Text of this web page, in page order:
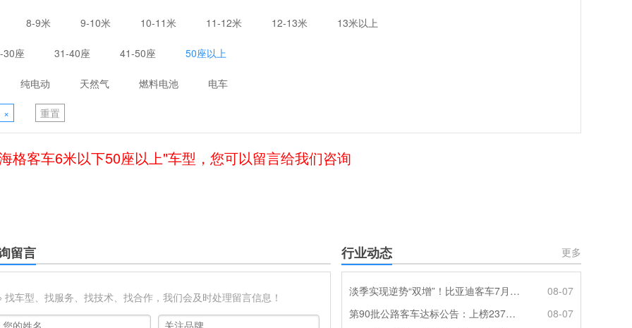
8-9米 9-10米 10-11米 11-12米 12-13米 13米以上
30座 31-40座 41-50座 50座以上
纯电动 天然气 燃料电池 电车
× 重置
格客车6米以下50座以上"车型，您可以留言给我们咨询
留言
找车型、找服务、找技术、找合作，我们会及时处理留言信息！
行业动态 更多
淡季实现逆势“双增”！比亚迪客车7月热销620辆创新高
08-07
第90批公路客车达标公告：上榜237款创次高，混动\燃料电池缺席
08-07